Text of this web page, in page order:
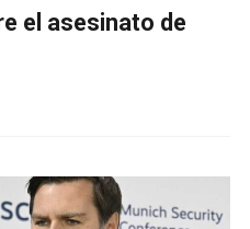
el asesinato de